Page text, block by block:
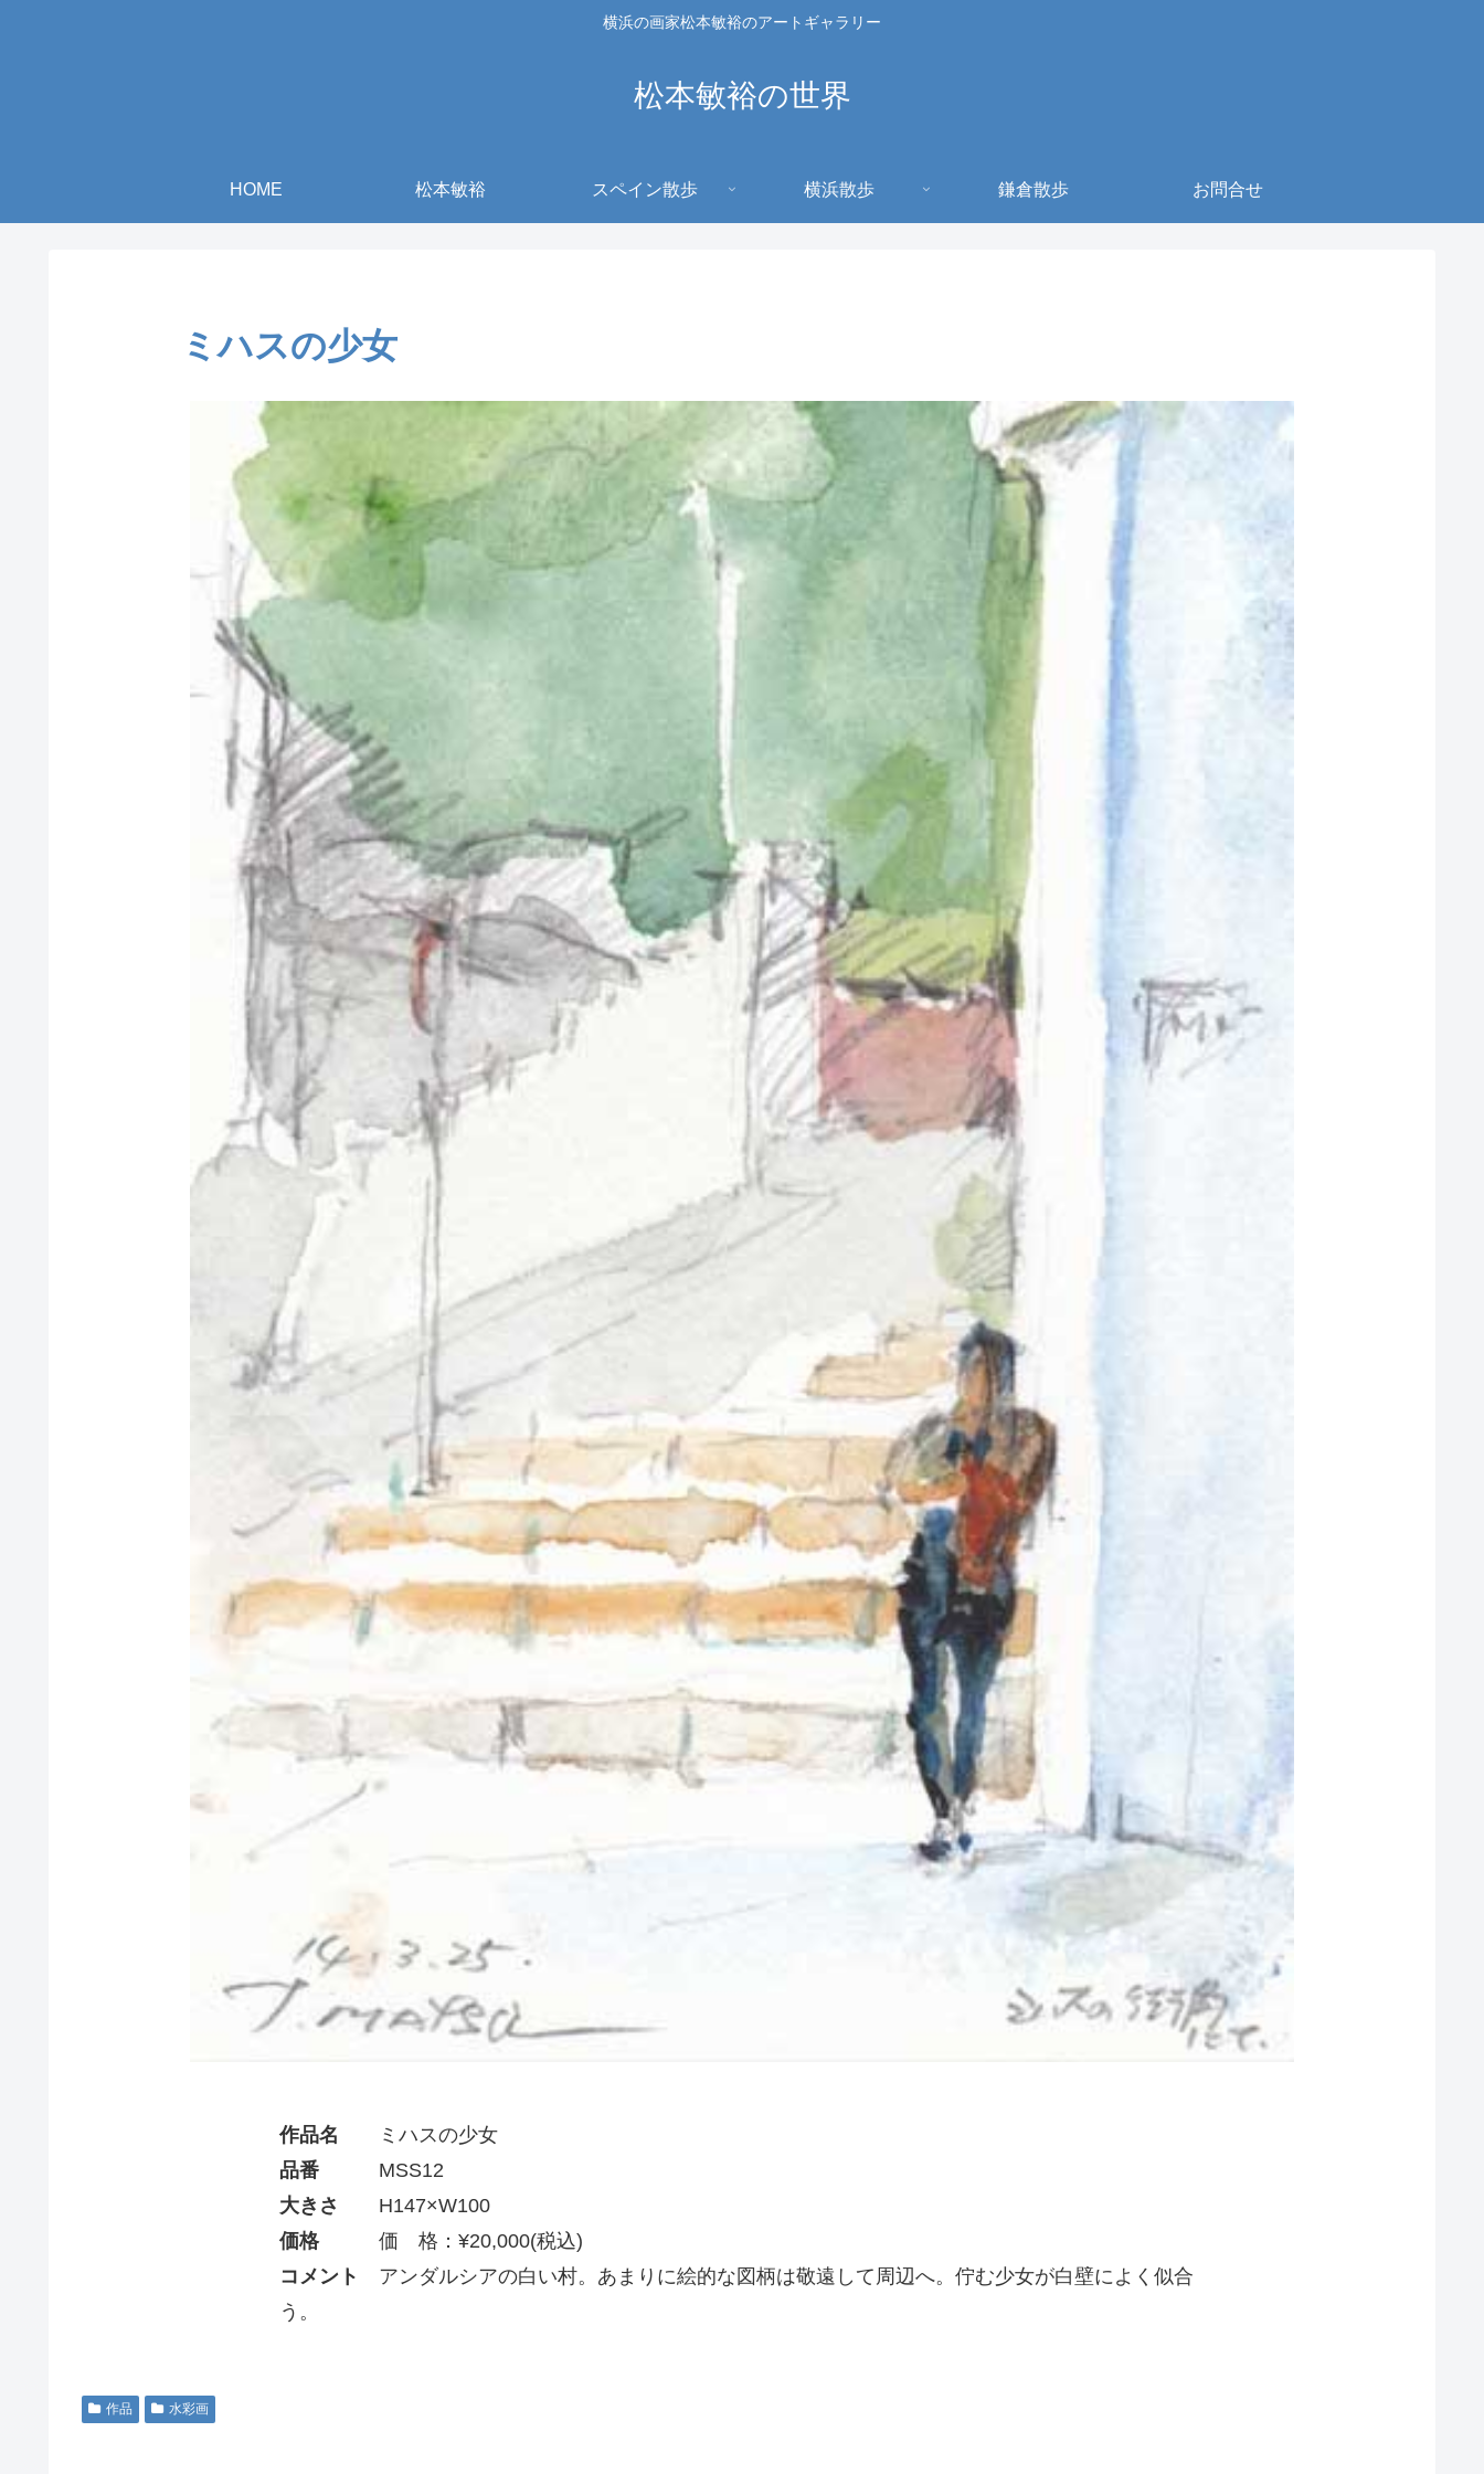
横浜の画家松本敏裕のアートギャラリー
松本敏裕の世界
HOME 松本敏裕 スペイン散歩 横浜散歩 鎌倉散歩 お問合せ
ミハスの少女
作品名
ミハスの少女
品番 MSS12
大きさ
H147×W100
価格価 格：¥20,000(税込)
コメント
アンダルシアの白い村。あまりに絵的な図柄は敬遠して周辺へ。佇む少女が白壁によく似合
う。
作品 水彩画